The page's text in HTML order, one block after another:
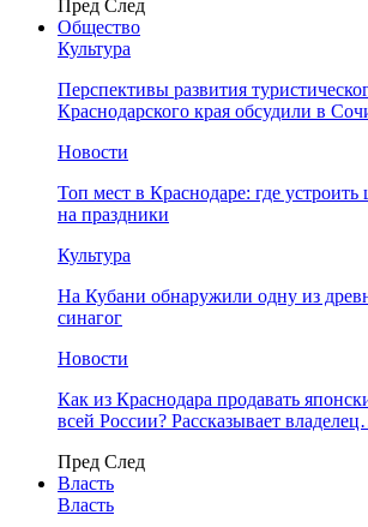
Пред След
Общество
Культура
Перспективы развития
Краснодарского края обсудили в
Новости
Топ мест в Краснодаре: где
на праздники
Культура
На Кубани обнаружили одну из
синагог
Новости
Как из Краснодара продавать
всей России? Рассказывает
Пред След
Власть
Власть